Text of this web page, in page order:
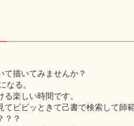
描いてみませんか？
なる。
楽しい時間です。
ビビッときて己書で検索して師範
？？